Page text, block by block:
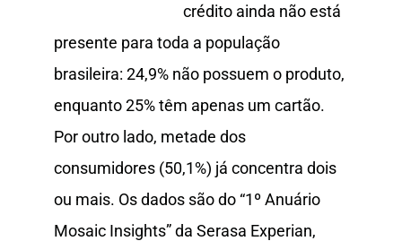
crédito ainda não está
presente para toda a população
brasileira: 24,9% não possuem o produto,
enquanto 25% têm apenas um cartão.
Por outro lado, metade dos
consumidores (50,1%) já concentra dois
ou mais. Os dados são do “1º Anuário
Mosaic Insights” da Serasa Experian,